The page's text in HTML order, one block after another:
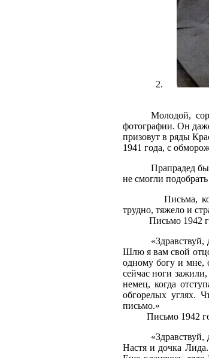
Молодой,
фотографии. Он
призовут в ряды
1941 года, с
Прапрадед
не смогли
Письма,
трудно, тяжело и
Письмо 1942
Шлю я вам свой
одному богу и мне,
сейчас ноги
немец, когда
обгорелых углях.
письмо.»
Письмо 1942
Настя и дочка